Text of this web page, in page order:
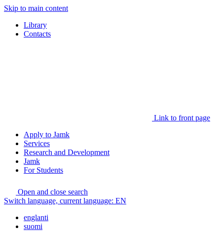
Skip to main content
Library
Contacts
Link to front page
Apply to Jamk
Services
Research and Development
Jamk
For Students
Open and close search
Switch language, current language: EN
englanti
suomi